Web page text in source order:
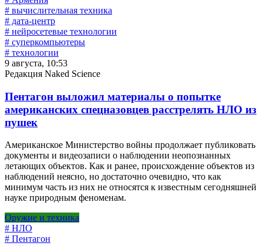
# вычислительная техника
# дата-центр
# нейросетевые технологии
# суперкомпьютеры
# технологии
9 августа, 10:53
Редакция Naked Science
Пентагон выложил материалы о попытке
американских спецназовцев расстрелять НЛО из
пушек
Американское Министерство войны продолжает публиковать
документы и видеозаписи о наблюдении неопознанных
летающих объектов. Как и ранее, происхождение объектов из
наблюдений неясно, но достаточно очевидно, что как
минимум часть из них не относятся к известным сегодняшней
науке природным феноменам.
Оружие и техника
# НЛО
# Пентагон